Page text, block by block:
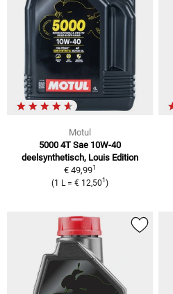
Motul
5000 4T Sae 10W-40
deelsynthetisch, Louis Edition
€ 49,991
(1 L = € 12,501 )